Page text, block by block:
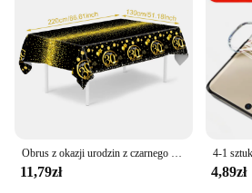
11,79zł 4,89zł